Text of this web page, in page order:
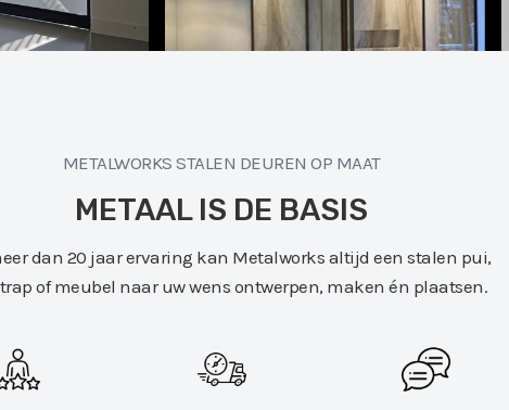
METALWORKS STALEN DEUREN OP MAAT
METAAL IS DE BASIS
dan 20 jaar ervaring kan Metalworks altijd een stalen pui,
of meubel naar uw wens ontwerpen, maken én plaatsen.